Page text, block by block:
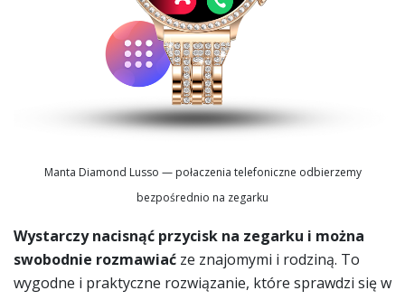
Manta Diamond Lusso — połaczenia telefoniczne odbierzemy
bezpośrednio na zegarku
Wystarczy nacisnąć przycisk na zegarku i można
swobodnie rozmawiać ze znajomymi i rodziną. To
wygodne i praktyczne rozwiązanie, które sprawdzi się w